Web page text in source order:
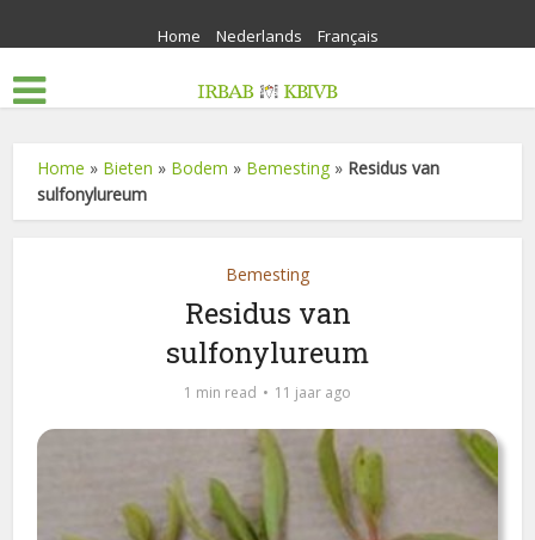
Home Nederlands Français
Home » Bieten » Bodem » Bemesting » Residus van
sulfonylureum
Bemesting
Residus van
sulfonylureum
1 min read 11 jaar ago